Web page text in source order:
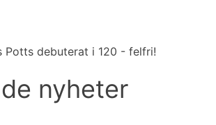
Potts debuterat i 120 - felfri!
nyheter